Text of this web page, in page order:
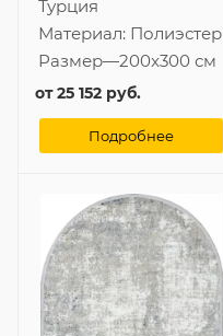
Турция
Материал: Полиэстер
Размер—200x300 см
от25 152 руб.
Подробнее